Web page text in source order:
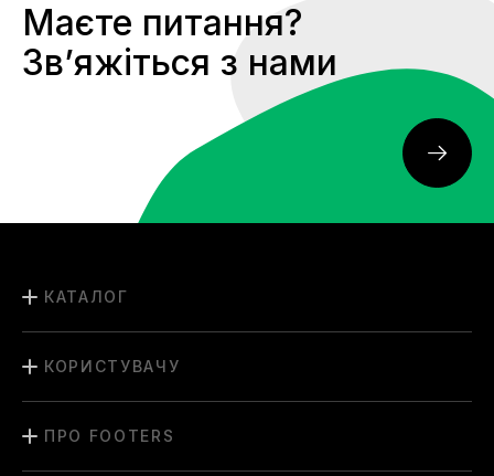
Маєте питання?
Звʼяжіться з нами
КАТАЛОГ
КОРИСТУВАЧУ
ПРО FOOTERS